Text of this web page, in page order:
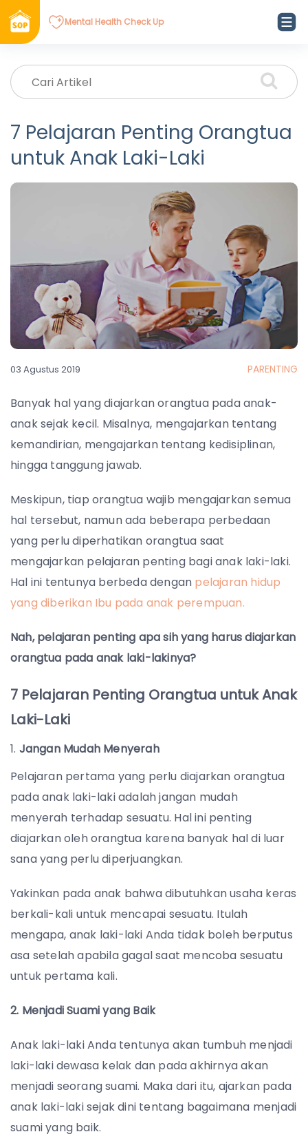
Mental Health Check Up
7 Pelajaran Penting Orangtua
untuk Anak Laki-Laki
03 Agustus 2019 PARENTING
Banyak hal yang diajarkan orangtua pada anak-
anak sejak kecil. Misalnya, mengajarkan tentang
kemandirian, mengajarkan tentang kedisiplinan,
hingga tanggung jawab.
Meskipun, tiap orangtua wajib mengajarkan semua
hal tersebut, namun ada beberapa perbedaan
yang perlu diperhatikan orangtua saat
mengajarkan pelajaran penting bagi anak laki-laki.
Hal ini tentunya berbeda dengan pelajaran hidup
yang diberikan Ibu pada anak perempuan.
Nah, pelajaran penting apa sih yang harus diajarkan
orangtua pada anak laki-lakinya?
7 Pelajaran Penting Orangtua untuk Anak
Laki-Laki
Jangan Mudah Menyerah
Pelajaran pertama yang perlu diajarkan orangtua
pada anak laki-laki adalah jangan mudah
menyerah terhadap sesuatu. Hal ini penting
diajarkan oleh orangtua karena banyak hal di luar
sana yang perlu diperjuangkan.
Yakinkan pada anak bahwa dibutuhkan usaha keras
berkali-kali untuk mencapai sesuatu. Itulah
mengapa, anak laki-laki Anda tidak boleh berputus
asa setelah apabila gagal saat mencoba sesuatu
untuk pertama kali.
2. Menjadi Suami yang Baik
Anak laki-laki Anda tentunya akan tumbuh menjadi
laki-laki dewasa kelak dan pada akhirnya akan
menjadi seorang suami. Maka dari itu, ajarkan pada
anak laki-laki sejak dini tentang bagaimana menjadi
suami yang baik.